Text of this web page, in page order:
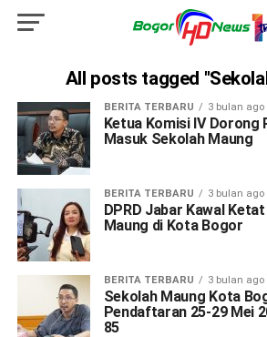
All posts tagged
BERITA TERBARU 3 bulan ago
Ketua Komisi IV
Masuk Sekolah Maung
BERITA TERBARU 3 bulan ago
DPRD Jabar Kawal
Maung di Kota Bogor
BERITA TERBARU 3 bulan ago
Sekolah Maung Kota
Pendaftaran 25-29 Mei
85